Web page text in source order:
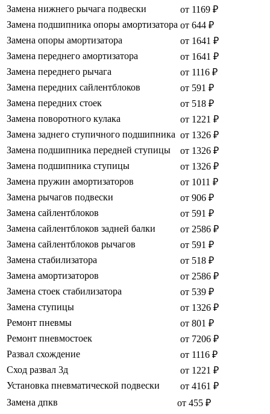
Замена нижнего рычага подвески
от 1169 ₽
Замена подшипника опоры амортизатора от 644 ₽
Замена опоры амортизатора
от 1641 ₽
Замена переднего амортизатора
от 1641 ₽
Замена переднего рычага
от 1116 ₽
Замена передних сайлентблоков
от 591 ₽
Замена передних стоек
от 518 ₽
Замена поворотного кулака
от 1221 ₽
Замена заднего ступичного подшипника от 1326 ₽
Замена подшипника передней ступицы
от 1326 ₽
Замена подшипника ступицы
от 1326 ₽
Замена пружин амортизаторов
от 1011 ₽
Замена рычагов подвески
от 906 ₽
Замена сайлентблоков
от 591 ₽
Замена сайлентблоков задней балки
от 2586 ₽
Замена сайлентблоков рычагов
от 591 ₽
Замена стабилизатора
от 518 ₽
Замена амортизаторов
от 2586 ₽
Замена стоек стабилизатора
от 539 ₽
Замена ступицы
от 1326 ₽
Ремонт пневмы
от 801 ₽
Ремонт пневмостоек
от 7206 ₽
Развал схождение
от 1116 ₽
Сход развал 3д
от 1221 ₽
Установка пневматической подвески
от 4161 ₽
Замена дпкв
от 455 ₽